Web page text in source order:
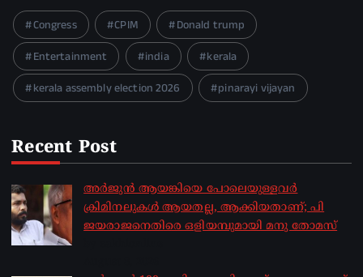
Congress CPIM
Donald trump
Entertainment
india
kerala
kerala assembly election 2026
pinarayi vijayan
Recent Post
അർജുൻ ആയങ്കിയെ പോലെയുള്ളവർ
ക്രിമിനലുകൾ ആയതല്ല, ആക്കിയതാണ്; പി
ജയരാജനെതിരെ ഒളിയമ്പുമായി മനു തോമസ്